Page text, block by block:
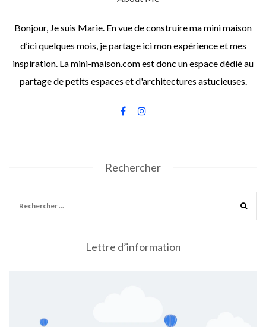
Bonjour, Je suis Marie. En vue de construire ma mini maison
d’ici quelques mois, je partage ici mon expérience et mes
inspiration. La mini-maison.com est donc un espace dédié au
partage de petits espaces et d'architectures astucieuses.
Rechercher
Lettre d’information